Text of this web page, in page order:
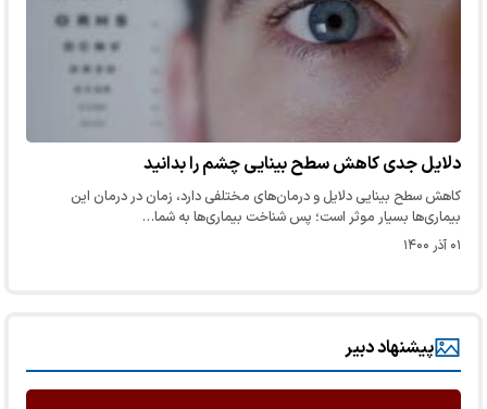
دلایل جدی کاهش سطح بینایی چشم‌ را بدانید
کاهش سطح بینایی دلایل و درمان‌های مختلفی دارد، زمان در درمان این
بیماری‌ها بسیار موثر است؛ پس شناخت بیماری‌ها به شما…
۰۱ آذر ۱۴۰۰
پیشنهاد دبیر